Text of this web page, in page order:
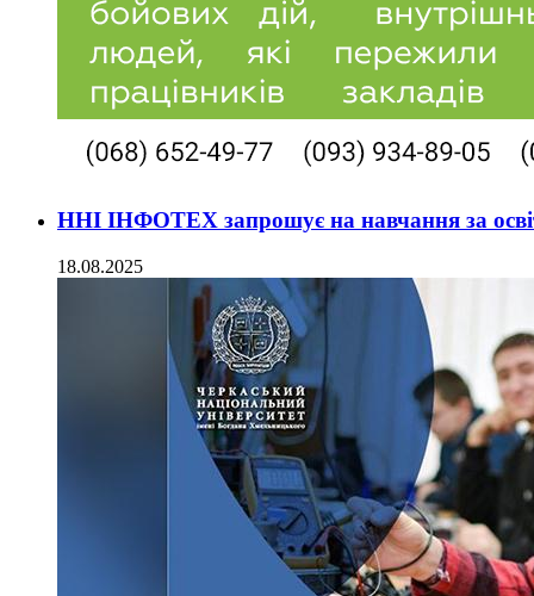
ННІ ІНФОТЕХ запрошує на навчання за
18.08.2025